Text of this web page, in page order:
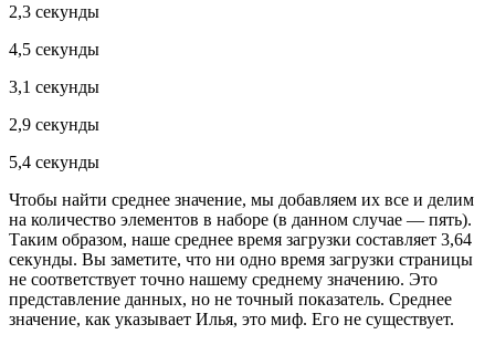
2,3 секунды
4,5 секунды
3,1 секунды
2,9 секунды
5,4 секунды
Чтобы найти среднее значение, мы добавляем их все и делим
на количество элементов в наборе (в данном случае — пять).
Таким образом, наше среднее время загрузки составляет 3,64
секунды. Вы заметите, что ни одно время загрузки страницы
не соответствует точно нашему среднему значению. Это
представление данных, но не точный показатель. Среднее
значение, как указывает Илья, это миф. Его не существует.